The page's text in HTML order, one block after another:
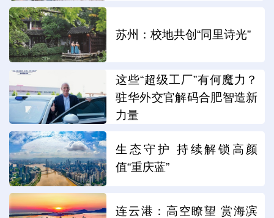
苏州：校地共创“同里诗光”
这些“超级工厂”有何魔力？
驻华外交官解码合肥智造新
力量
生态守护 持续解锁高颜
值“重庆蓝”
连云港：高空瞭望 赏海滨